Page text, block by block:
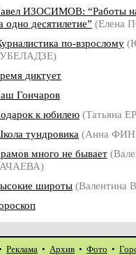
ИЗОСИМОВ: “Работы
одно десятилетие” (Елена
по-взрослому
диктует
Гончаров
к юбилею (Татьяна
тундровика (Анна
много не бывает
широты (Валентина
Реклама • Архив • Фото •